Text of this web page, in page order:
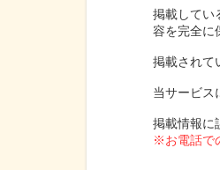
掲載してい
容を完全に
掲載されて
当サービス
掲載情報に
※お電話で